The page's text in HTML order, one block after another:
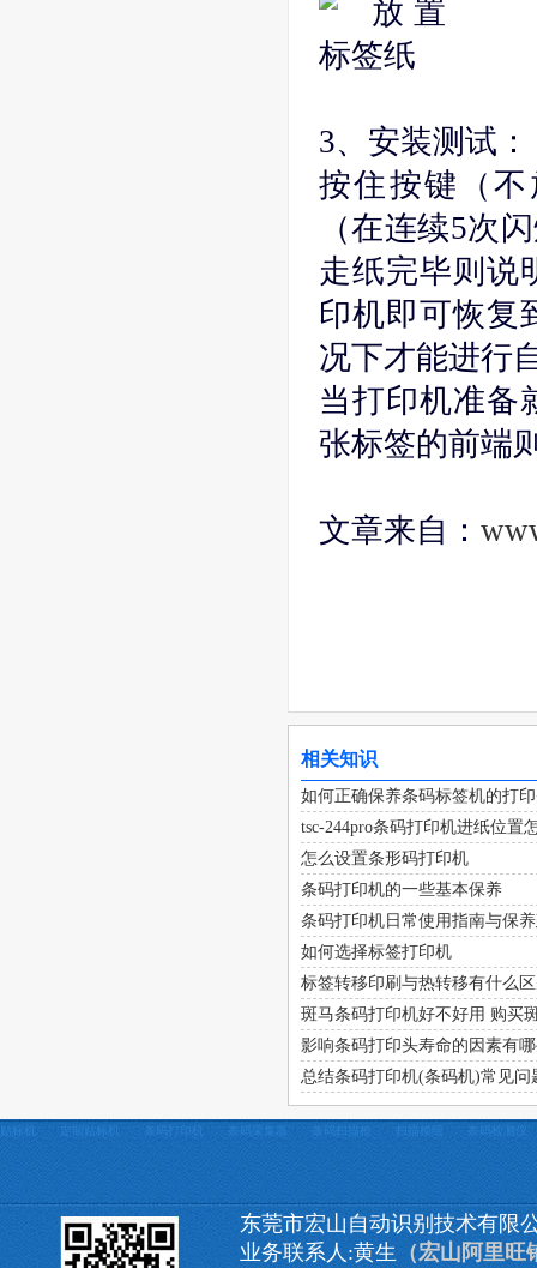
3、安装测试：
按住按键（
（在连续5次
走纸完毕则说
印机即可恢复
况下才能进行
当打印机准备
张标签的前端
文章来自：
相关知识
如何正确保养条码标签机的打
tsc-244pro条码打印机进纸位置
怎么设置条形码打印机
条码打印机的一些基本保养
条码打印机日常使用指南与保
如何选择标签打印机
标签转移印刷与热转移有什么
斑马条码打印机好不好用 购买
影响条码打印头寿命的因素有
总结条码打印机(条码机)常见问
贴标机 定制贴标机 条码打印机 条码采集器 条码扫描枪 扫描模组 条码检测仪
东莞市宏山自动识别技术有限
业务联系人:黄生 （宏山阿里旺